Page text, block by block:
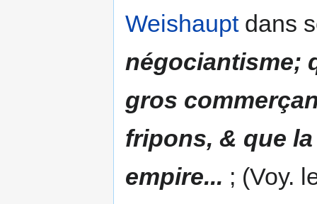
Weishauptdans
négociantisme;
gros
fripons, & que
empire... ; (Voy.